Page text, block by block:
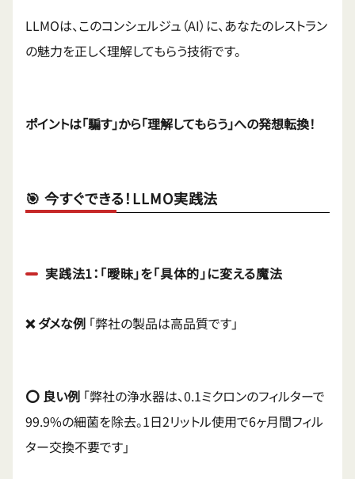
LLMOは、このコンシェルジュ（AI）に、あなたのレストラン
の魅力を正しく理解してもらう技術です。
ポイントは「騙す」から「理解してもらう」への発想転換！
🎯 今すぐできる！LLMO実践法
実践法1：「曖昧」を「具体的」に変える魔法
❌ ダメな例 「弊社の製品は高品質です」
⭕ 良い例 「弊社の浄水器は、0.1ミクロンのフィルターで
99.9%の細菌を除去。1日2リットル使用で6ヶ月間フィル
ター交換不要です」